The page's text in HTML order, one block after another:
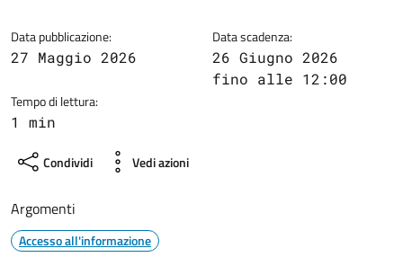
Data pubblicazione:
27 Maggio 2026
Data scadenza:
26 Giugno 2026
fino alle 12:00
Tempo di lettura:
1 min
Condividi Vedi azioni
Argomenti
Accesso all'informazione